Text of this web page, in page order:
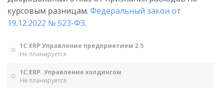
курсовым разницам. Федеральный закон от
19.12.2022 № 523-ФЗ.
1С:ERP Управление предприятием 2.5
Не планируется
1С:ERP. Управление холдингом
Не планируется